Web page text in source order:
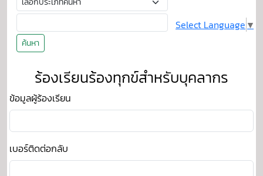
ค้นหา
Select Language ▼
ร้องเรียนร้องทุกข์สำหรับบุคลากร
ข้อมูลผู้ร้องเรียน
เบอร์ติดต่อกลับ